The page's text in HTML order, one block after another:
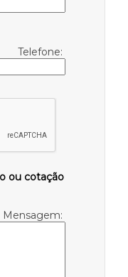
Telefone:
ou cotação
Mensagem: